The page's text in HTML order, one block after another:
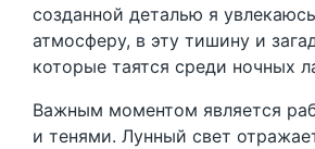
созданной деталью я
атмосферу, в эту тишину и
которые таятся среди ночных
Важным моментом является
и тенями. Лунный свет